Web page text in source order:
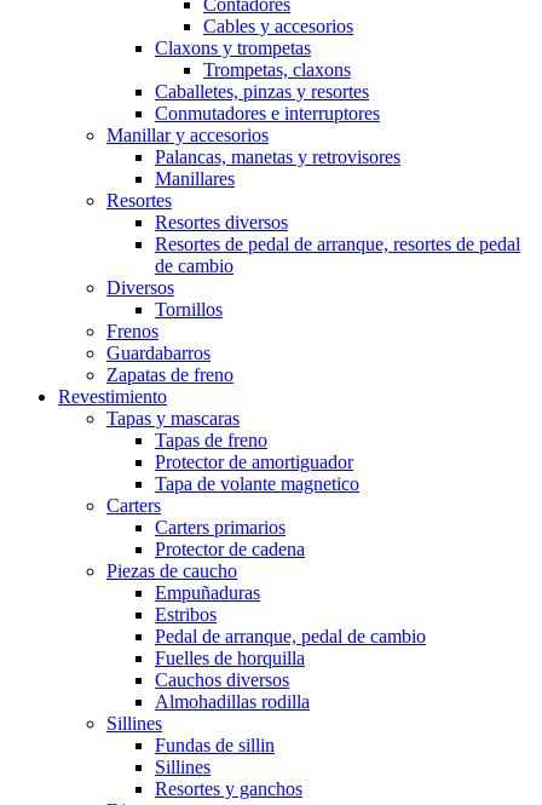
Cables y accesorios
Claxons y trompetas
Trompetas, claxons
Caballetes, pinzas y resortes
Conmutadores e interruptores
Manillar y accesorios
Palancas, manetas y retrovisores
Manillares
Resortes
Resortes diversos
Resortes de pedal de arranque, resortes de pedal
de cambio
Diversos
Tornillos
Frenos
Guardabarros
Zapatas de freno
Revestimiento
Tapas y mascaras
Tapas de freno
Protector de amortiguador
Tapa de volante magnetico
Carters
Carters primarios
Protector de cadena
Piezas de caucho
Empuñaduras
Estribos
Pedal de arranque, pedal de cambio
Fuelles de horquilla
Cauchos diversos
Almohadillas rodilla
Sillines
Fundas de sillin
Sillines
Resortes y ganchos